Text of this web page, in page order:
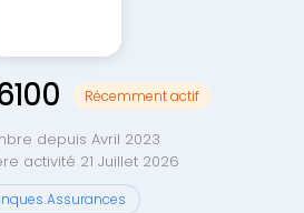
Récemment actif
depuis Avril 2023
activité 21 Juillet 2026
Assurances